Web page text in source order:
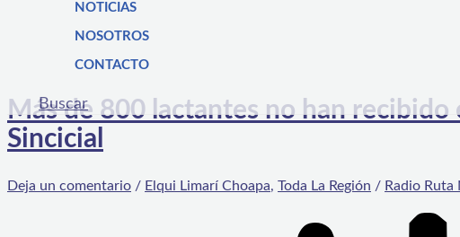
NOTICIAS
NOSOTROS
CONTACTO
Buscar
Más de 800 lactantes no han
Sincicial
Deja un comentario / Elqui Limarí Choapa, Toda La Región / Radio Ruta